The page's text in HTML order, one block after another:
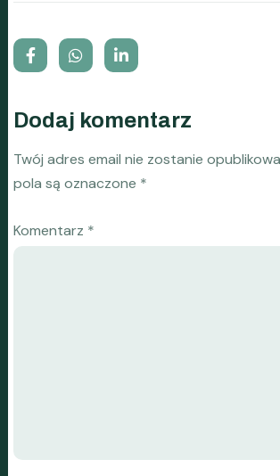
Dodaj komentarz
Twój adres email nie zostanie
pola są oznaczone *
Komentarz *